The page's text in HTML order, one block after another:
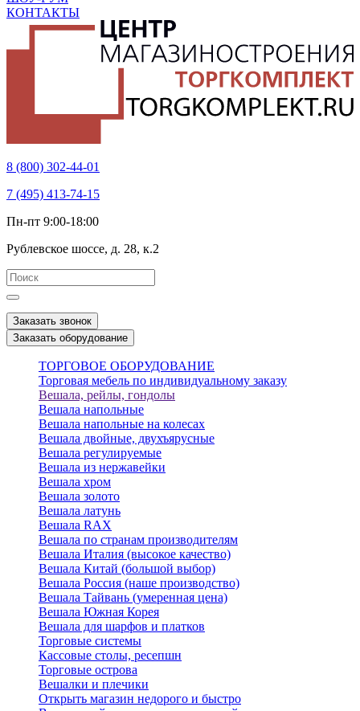
КОНТАКТЫ
8 (800) 302-44-01
7 (495) 413-74-15
Пн-пт 9:00-18:00
Рублевское шоссе, д. 28, к.2
Заказать звонок
Заказать оборудование
ТОРГОВОЕ ОБОРУДОВАНИЕ
Торговая мебель по индивидуальному заказу
Вешала, рейлы, гондолы
Вешала напольные
Вешала напольные на колесах
Вешала двойные, двухъярусные
Вешала регулируемые
Вешала из нержавейки
Вешала хром
Вешала золото
Вешала латунь
Вешала RAX
Вешала по странам производителям
Вешала Италия (высокое качество)
Вешала Китай (большой выбор)
Вешала Россия (наше производство)
Вешала Тайвань (умеренная цена)
Вешала Южная Корея
Вешала для шарфов и платков
Торговые системы
Кассовые столы, ресепшн
Торговые острова
Вешалки и плечики
Открыть магазин недорого и быстро